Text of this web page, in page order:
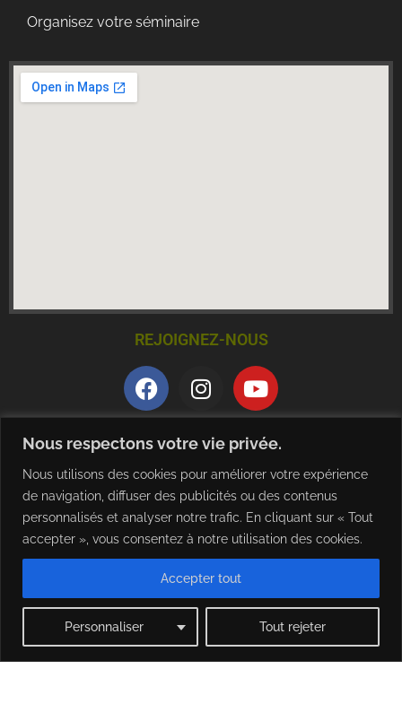
Nous respectons votre vie privée.
Nous utilisons des cookies pour améliorer votre expérience
de navigation, diffuser des publicités ou des contenus
personnalisés et analyser notre trafic. En cliquant sur « Tout
accepter », vous consentez à notre utilisation des cookies.
Personnaliser Tout rejeter
Accepter tout
Organisez votre séminaire
REJOIGNEZ-NOUS
QUALITE ET CERTIFICATION
TELECHARGER NOTRE BROCHURE